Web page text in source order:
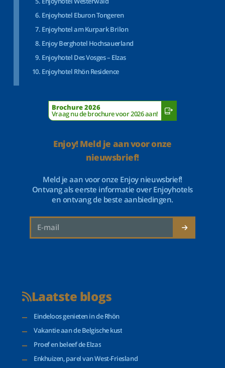
Enjoyhotel Eburon Tongeren
Enjoyhotel am Kurpark Brilon
Enjoy Berghotel Hochsauerland
Enjoyhotel Des Vosges – Elzas
Enjoyhotel Rhön Residence
Brochure 2026
Vraag nu de brochure voor 2026 aan!
Enjoy! Meld je aan voor onze
nieuwsbrief!
Meld je aan voor onze Enjoy nieuwsbrief!
Ontvang als eerste informatie over Enjoyhotels
en ontvang de beste aanbiedingen.
Laatste blogs
Eindeloos genieten in de Rhön
Vakantie aan de Belgische kust
Proef en beleef de Elzas
Enkhuizen, parel van West-Friesland